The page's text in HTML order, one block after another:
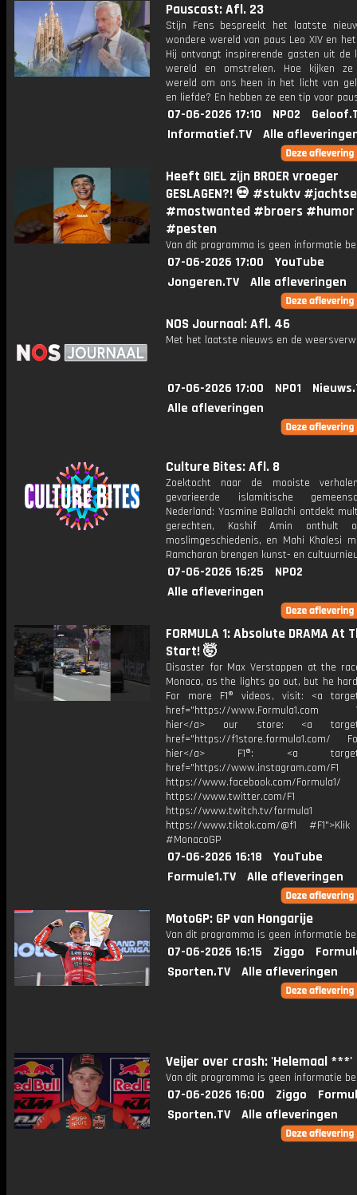
Pauscast: Afl. 23
Stijn Fens bespreekt het laatste
wondere wereld van paus Leo XIV en
Hij ontvangt inspirerende gasten uit de
wereld en omstreken. Hoe kijken
wereld om ons heen in het licht van
en liefde? En hebben ze een tip voor
07-06-2026 17:10 NPO2
Informatief.TV
Alle
Heeft GIEL zijn BROER vroeger
GESLAGEN?! 💀 #stuktv
#mostwanted #broers #humor
#pesten
Van dit programma is geen informatie
07-06-2026 17:00
YouTube
Jongeren.TV
Alle afleveringen
NOS Journaal: Afl. 46
Met het laatste nieuws en de
07-06-2026 17:00 NPO1
Alle afleveringen
Culture Bites: Afl. 8
Zoektocht naar de mooiste
gevarieerde islamitische
Nederland: Yasmine Ballachi ontdekt
gerechten, Kashif Amin onthult
moslimgeschiedenis, en Mahi Khalesi
Ramcharan brengen kunst- en
07-06-2026 16:25
NPO2
Alle afleveringen
FORMULA 1: Absolute DRAMA At
Start! 🤯
Disaster for Max Verstappen at the
Monaco, as the lights go out, but he
For more F1® videos, visit: <a
href="https://www.Formula1.com
hier</a> our store: <a
href="https://f1store.formula1.com/
hier</a> F1®: <a
href="https://www.instagram.com/F1
https://www.facebook.com/Formula1/
https://www.twitter.com/F1
https://www.twitch.tv/formula1
https://www.tiktok.com/@f1
#MonacoGP
07-06-2026 16:18
YouTube
Formule1.TV
Alle afleveringen
MotoGP: GP van Hongarije
Van dit programma is geen informatie
07-06-2026 16:15 Ziggo
Sporten.TV
Alle afleveringen
Veijer over crash: 'Helemaal ***'
Van dit programma is geen informatie
07-06-2026 16:00 Ziggo
Sporten.TV
Alle afleveringen